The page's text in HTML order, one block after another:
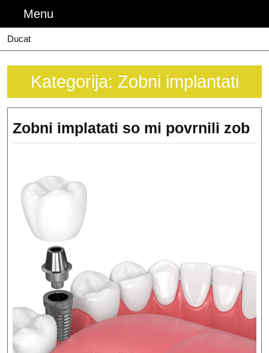
content
Menu
Ducat
Kategorija: Zobni implantati
Zobni implatati so mi povrnili zob